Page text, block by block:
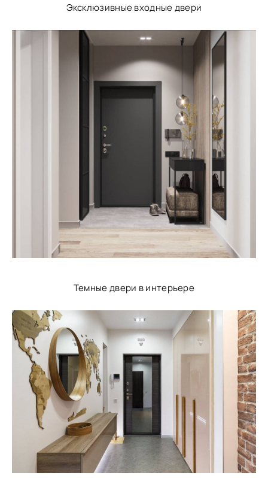
Эксклюзивные входные двери
Темные двери в интерьере